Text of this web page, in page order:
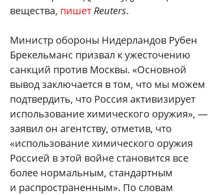
вещества, пишет Reuters.
Министр обороны Нидерландов Рубен
Брекельманс призвал к ужесточению
санкций против Москвы. «Основной
вывод заключается в том, что мы можем
подтвердить, что Россия активизирует
использование химического оружия», —
заявил он агентству, отметив, что
«использование химического оружия
Россией в этой войне становится все
более нормальным, стандартным
и распространенным». По словам